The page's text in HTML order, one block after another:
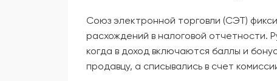
Союз электронной торговли (СЭТ)
расхождений в налоговой отчетности.
когда в доход включаются баллы и
продавцу, а списывались в счет